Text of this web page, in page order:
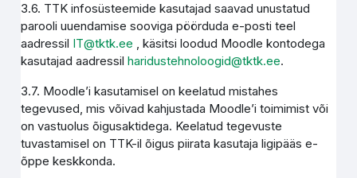
3.6. TTK infosüsteemide kasutajad saavad unustatud
parooli uuendamise sooviga pöörduda e-posti teel
aadressil IT@tktk.ee , käsitsi loodud Moodle kontodega
kasutajad aadressilharidustehnoloogid@tktk.ee.
3.7. Moodle’i kasutamisel on keelatud mistahes
tegevused, mis võivad kahjustada Moodle’i toimimist või
on vastuolus õigusaktidega. Keelatud tegevuste
tuvastamisel on TTK-il õigus piirata kasutaja ligipääs e-
õppe keskkonda.